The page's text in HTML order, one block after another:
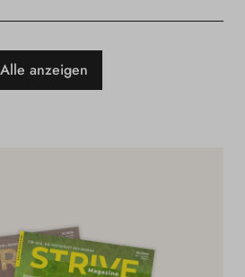
Alle anzeigen